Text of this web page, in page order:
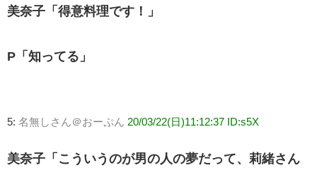
美奈子「得意料理です！」
P「知ってる」
5: 名無しさん＠おーぷん 20/03/22(日)11:12:37 ID:s5X
美奈子「こういうのが男の人の夢だって、莉緒さん